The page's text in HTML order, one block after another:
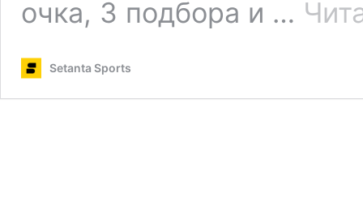
очка, 3 подбора и …
Setanta Sports